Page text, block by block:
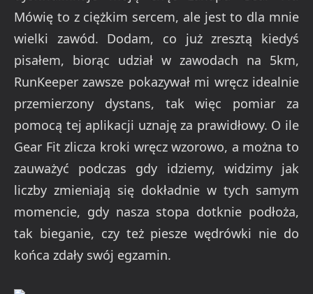
Mówię to z ciężkim sercem, ale jest to dla mnie
wielki zawód. Dodam, co już zresztą kiedyś
pisałem, biorąc udział w zawodach na 5km,
RunKeeper zawsze pokazywał mi wręcz idealnie
przemierzony dystans, tak więc pomiar za
pomocą tej aplikacji uznaję za prawidłowy. O ile
Gear Fit zlicza kroki wręcz wzorowo, a można to
zauważyć podczas gdy idziemy, widzimy jak
liczby zmieniają się dokładnie w tych samym
momencie, gdy nasza stopa dotknie podłoża,
tak bieganie, czy też piesze wędrówki nie do
końca zdały swój egzamin.